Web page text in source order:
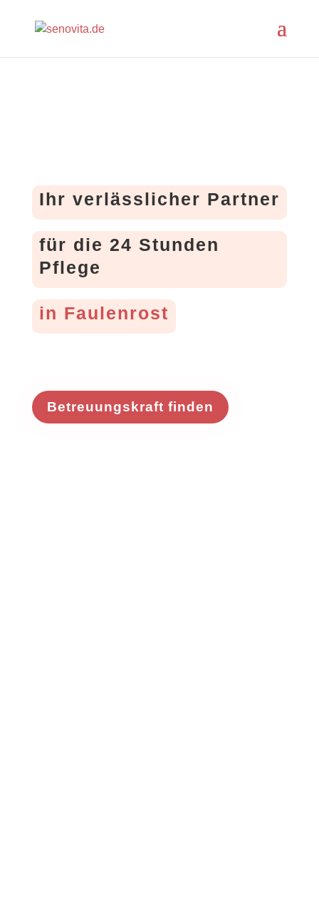
Ihr verlässlicher Partner
für die 24 Stunden
Pflege
in Faulenrost
Betreuungskraft finden